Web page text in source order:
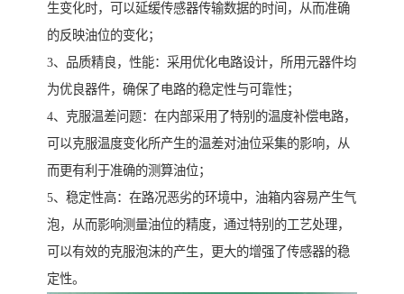
生变化时，可以延缓传感器传输数据的时间，从而准确
的反映油位的变化；
3、品质精良，性能：采用优化电路设计，所用元器件均
为优良器件，确保了电路的稳定性与可靠性；
4、克服温差问题：在内部采用了特别的温度补偿电路，
可以克服温度变化所产生的温差对油位采集的影响，从
而更有利于准确的测算油位；
5、稳定性高：在路况恶劣的环境中，油箱内容易产生气
泡，从而影响测量油位的精度，通过特别的工艺处理，
可以有效的克服泡沫的产生，更大的增强了传感器的稳
定性。